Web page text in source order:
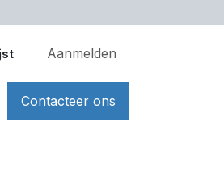
Aanmelden
Contacteer ons